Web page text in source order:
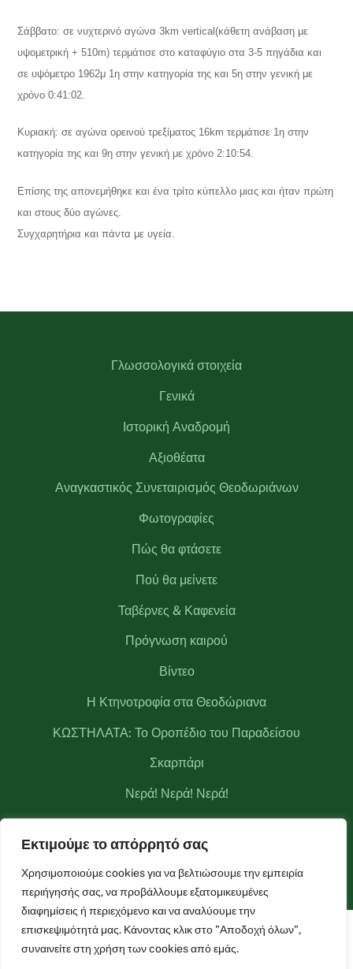
Εκτιμούμε το απόρρητό σας
Χρησιμοποιούμε cookies για να βελτιώσουμε την εμπειρία
περιήγησής σας, να προβάλλουμε εξατομικευμένες
διαφημίσεις ή περιεχόμενο και να αναλύουμε την
επισκεψιμότητά μας. Κάνοντας κλικ στο "Αποδοχή όλων",
συναινείτε στη χρήση των cookies από εμάς.
Σάββατο: σε νυχτερινό αγώνα 3km vertical(κάθετη ανάβαση με
υψομετρική + 510m) τερμάτισε στο καταφύγιο στα 3-5 πηγάδια και
σε υψόμετρο 1962μ 1η στην κατηγορία της και 5η στην γενική με
χρόνο 0:41:02.
Κυριακή: σε αγώνα ορεινού τρεξίματος 16km τερμάτισε 1η στην
κατηγορία της και 9η στην γενική με χρόνο 2:10:54.
Επίσης της απονεμήθηκε και ένα τρίτο κύπελλο μιας και ήταν πρώτη
και στους δύο αγώνες.
Συγχαρητήρια και πάντα με υγεία.
Γλωσσολογικά στοιχεία
Γενικά
Ιστορική Αναδρομή
Αξιοθέατα
Αναγκαστικός Συνεταιρισμός Θεοδωριάνων
Φωτογραφίες
Πώς θα φτάσετε
Πού θα μείνετε
Ταβέρνες & Καφενεία
Πρόγνωση καιρού
Βίντεο
Η Κτηνοτροφία στα Θεοδώριανα
ΚΩΣΤΗΛΑΤΑ: Το Οροπέδιο του Παραδείσου
Σκαρπάρι
Νερά! Νερά! Νερά!
Μετεωρολογικός σταθμός Θεοδωριάνων
Facebook Live Camera